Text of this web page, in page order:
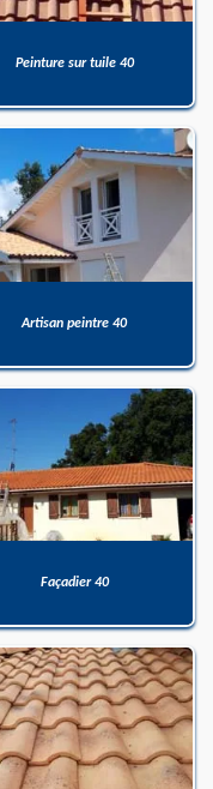
Peinture sur tuile 40
Artisan peintre 40
Façadier 40